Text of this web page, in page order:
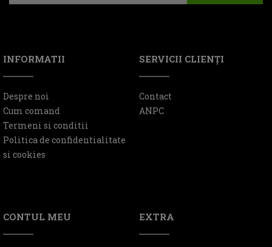
INFORMATII
Despre noi
Cum comand
Termeni si conditii
Politica de confidentialitate
si cookies
SERVICII CLIENŢI
Contact
ANPC
CONTUL MEU EXTRA